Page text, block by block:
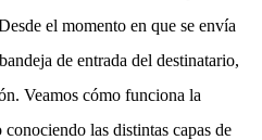
el momento en que se envía
de entrada del destinatario,
Veamos cómo funciona la
las distintas capas de